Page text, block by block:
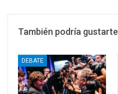
También podría gustarte
DEBATE